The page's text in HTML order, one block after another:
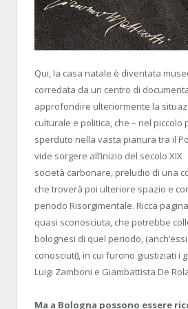
Qui, la casa natale è diventata
corredata da un centro di
approfondire ulteriormente la
culturale e politica, che – nel piccolo
sperduto nella vasta pianura tra il
vide sorgere all’inizio del secolo XIX
società carbonare, preludio di una
che troverà poi ulteriore spazio e
periodo Risorgimentale. Ricca
quasi sconosciuta, che potrebbe
bolognesi di quel periodo,
conosciuti), in cui furono giustiziati i
Luigi Zamboni e Giambattista De
Ma a Bologna possono essere